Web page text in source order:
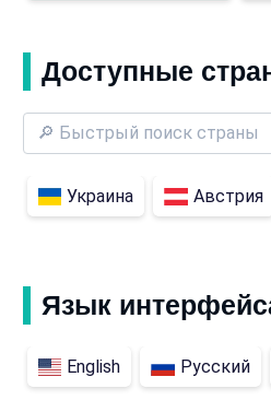
Доступные
Украина Австрия
Язык
English Русский